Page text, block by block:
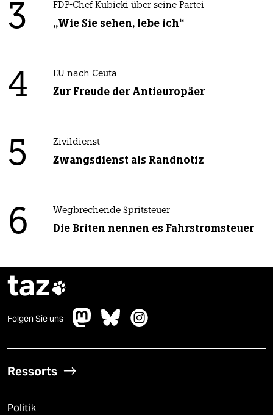
3 FDP-Chef Kubicki über seine Partei
„Wie Sie sehen, lebe ich“
4 EU nach Ceuta
Zur Freude der Antieuropäer
5 Zivildienst
Zwangsdienst als Randnotiz
6 Wegbrechende Spritsteuer
Die Briten nennen es Fahrstromsteuer
taz
Folgen Sie uns
Ressorts
Politik